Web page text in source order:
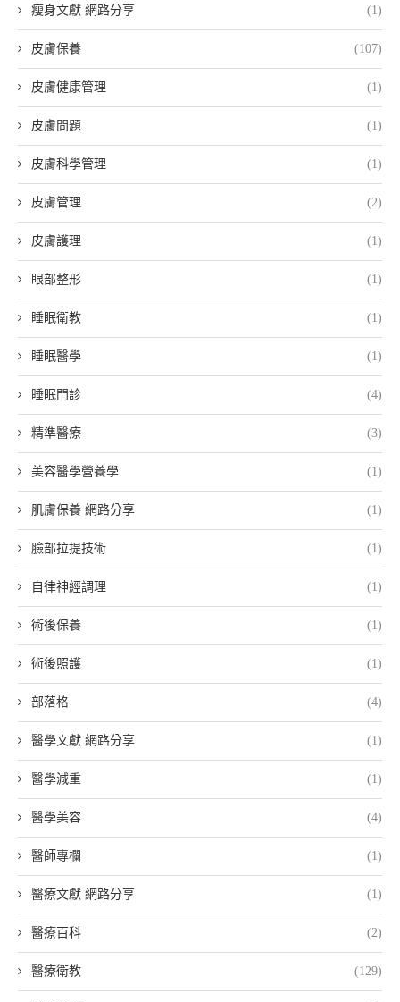
瘦身文獻 網路分享 (1)
皮膚保養 (107)
皮膚健康管理 (1)
皮膚問題 (1)
皮膚科學管理 (1)
皮膚管理 (2)
皮膚護理 (1)
眼部整形 (1)
睡眠衛教 (1)
睡眠醫學 (1)
睡眠門診 (4)
精準醫療 (3)
美容醫學營養學 (1)
肌膚保養 網路分享 (1)
臉部拉提技術 (1)
自律神經調理 (1)
術後保養 (1)
術後照護 (1)
部落格 (4)
醫學文獻 網路分享 (1)
醫學減重 (1)
醫學美容 (4)
醫師專欄 (1)
醫療文獻 網路分享 (1)
醫療百科 (2)
醫療衛教 (129)